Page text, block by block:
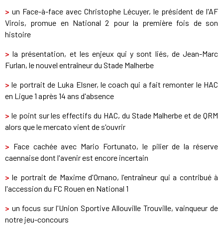
> un Face-à-face avec Christophe Lécuyer, le président de l'AF
Virois, promue en National 2 pour la première fois de son
histoire
>la présentation, et les enjeux qui y sont liés, de Jean-Marc
Furlan, le nouvel entraîneur du Stade Malherbe
>le portrait de Luka Elsner, le coach qui a fait remonter le HAC
en Ligue 1 après 14 ans d'absence
> le point sur les effectifs du HAC, du Stade Malherbe et de QRM
alors que le mercato vient de s'ouvrir
> Face cachée avec Mario Fortunato, le pilier de la réserve
caennaise dont l'avenir est encore incertain
>le portrait de Maxime d'Ornano, l'entraîneur qui a contribué à
l'accession du FC Rouen en National 1
> un focus sur l'Union Sportive Allouville Trouville, vainqueur de
notre jeu-concours